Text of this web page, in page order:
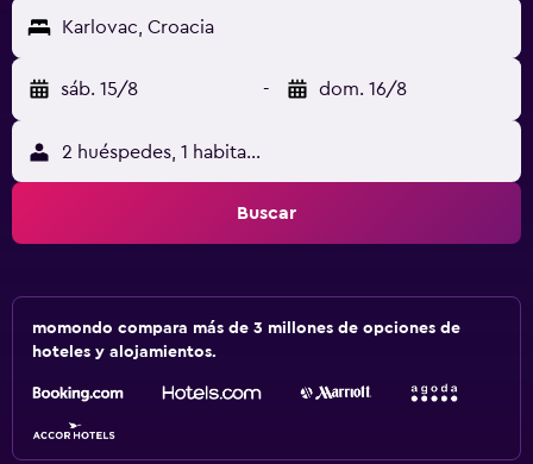
Karlovac, Croacia
sáb. 15/8 - dom. 16/8
2 huéspedes, 1 habitación
Buscar
momondo compara más de 3 millones de opciones de
hoteles y alojamientos.